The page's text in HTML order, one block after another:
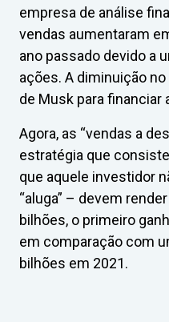
empresa de análise
vendas aumentaram
ano passado devido a
ações. A diminuição
de Musk para financiar
Agora, as “vendas a
estratégia que
que aquele investidor
“aluga” – devem
bilhões, o primeiro
em comparação com
bilhões em 2021.